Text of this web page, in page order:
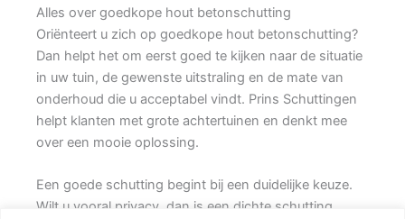
Alles over goedkope hout betonschutting
Oriënteert u zich op goedkope hout betonschutting?
Dan helpt het om eerst goed te kijken naar de situatie
in uw tuin, de gewenste uitstraling en de mate van
onderhoud die u acceptabel vindt. Prins Schuttingen
helpt klanten met grote achtertuinen en denkt mee
over een mooie oplossing.
Een goede schutting begint bij een duidelijke keuze.
Wilt u vooral privacy, dan is een dichte schutting